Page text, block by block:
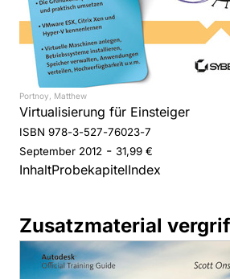
Portnoy, Matthew
Virtualisierung für Einsteiger
ISBN 978-3-527-76023-7
September 2012 - 31,99 €
InhaltProbekapitelIndex
Zusatzmaterial